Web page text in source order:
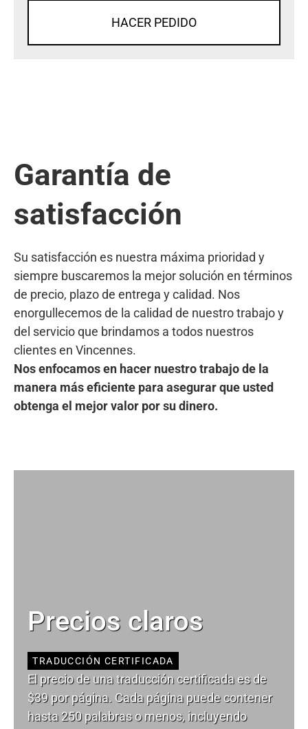
HACER PEDIDO
Garantía de
satisfacción
Su satisfacción es nuestra máxima prioridad y
siempre buscaremos la mejor solución en términos
de precio, plazo de entrega y calidad. Nos
enorgullecemos de la calidad de nuestro trabajo y
del servicio que brindamos a todos nuestros
clientes en Vincennes.
Nos enfocamos en hacer nuestro trabajo de la
manera más eficiente para asegurar que usted
obtenga el mejor valor por su dinero.
Precios claros
TRADUCCIÓN CERTIFICADA
El precio de una traducción certificada es de
$39 por página. Cada página puede contener
hasta 250 palabras o menos, incluyendo